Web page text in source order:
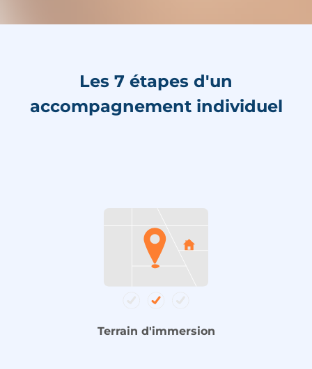
Les 7 étapes d'un
accompagnement individuel
Terrain d'immersion